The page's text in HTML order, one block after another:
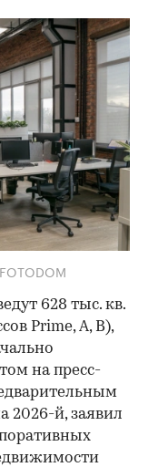
628 тыс. кв.
Prime, А, B),
на пресс-
2026-й, заявил